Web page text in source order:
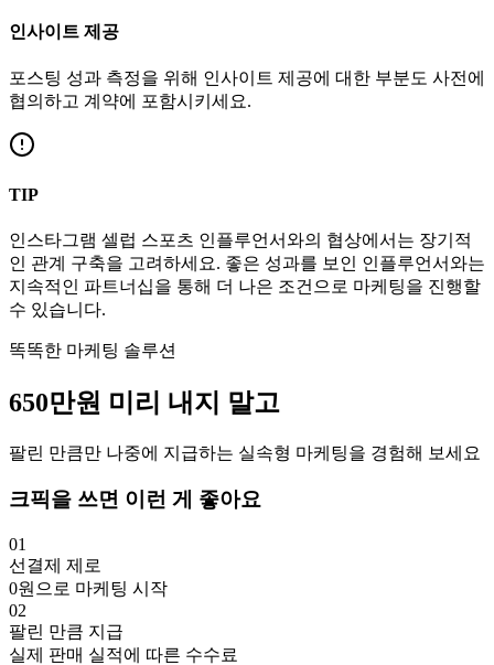
인사이트 제공
포스팅 성과 측정을 위해 인사이트 제공에 대한 부분도 사전에
협의하고 계약에 포함시키세요.
TIP
인스타그램 셀럽 스포츠 인플루언서와의 협상에서는 장기적
인 관계 구축을 고려하세요. 좋은 성과를 보인 인플루언서와는
지속적인 파트너십을 통해 더 나은 조건으로 마케팅을 진행할
수 있습니다.
똑똑한 마케팅 솔루션
650만원 미리 내지 말고
팔린 만큼만 나중에 지급하는 실속형 마케팅을 경험해 보세요
크픽을 쓰면 이런 게 좋아요
01
선결제 제로
0원으로 마케팅 시작
02
팔린 만큼 지급
실제 판매 실적에 따른 수수료